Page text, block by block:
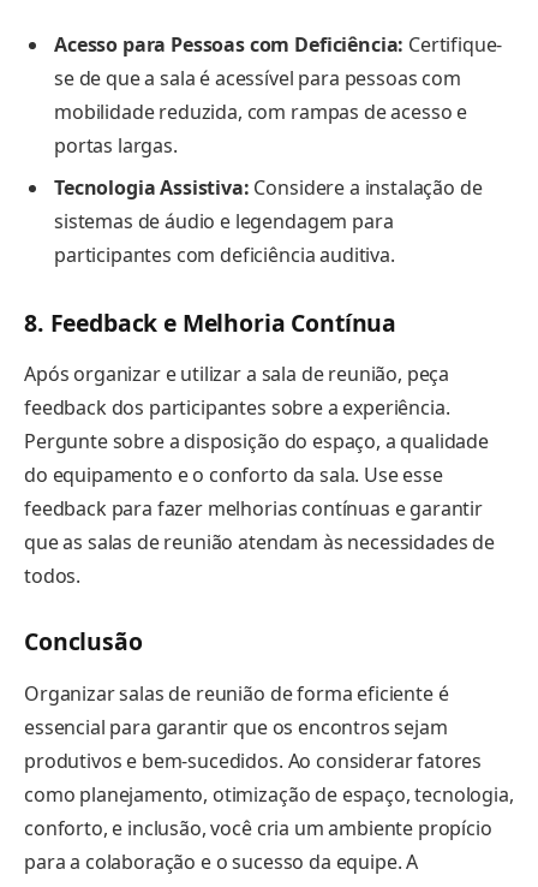
Acesso para Pessoas com Deficiência: Certifique-
se de que a sala é acessível para pessoas com
mobilidade reduzida, com rampas de acesso e
portas largas.
Tecnologia Assistiva: Considere a instalação de
sistemas de áudio e legendagem para
participantes com deficiência auditiva.
8. Feedback e Melhoria Contínua
Após organizar e utilizar a sala de reunião, peça
feedback dos participantes sobre a experiência.
Pergunte sobre a disposição do espaço, a qualidade
do equipamento e o conforto da sala. Use esse
feedback para fazer melhorias contínuas e garantir
que as salas de reunião atendam às necessidades de
todos.
Conclusão
Organizar salas de reunião de forma eficiente é
essencial para garantir que os encontros sejam
produtivos e bem-sucedidos. Ao considerar fatores
como planejamento, otimização de espaço, tecnologia,
conforto, e inclusão, você cria um ambiente propício
para a colaboração e o sucesso da equipe. A